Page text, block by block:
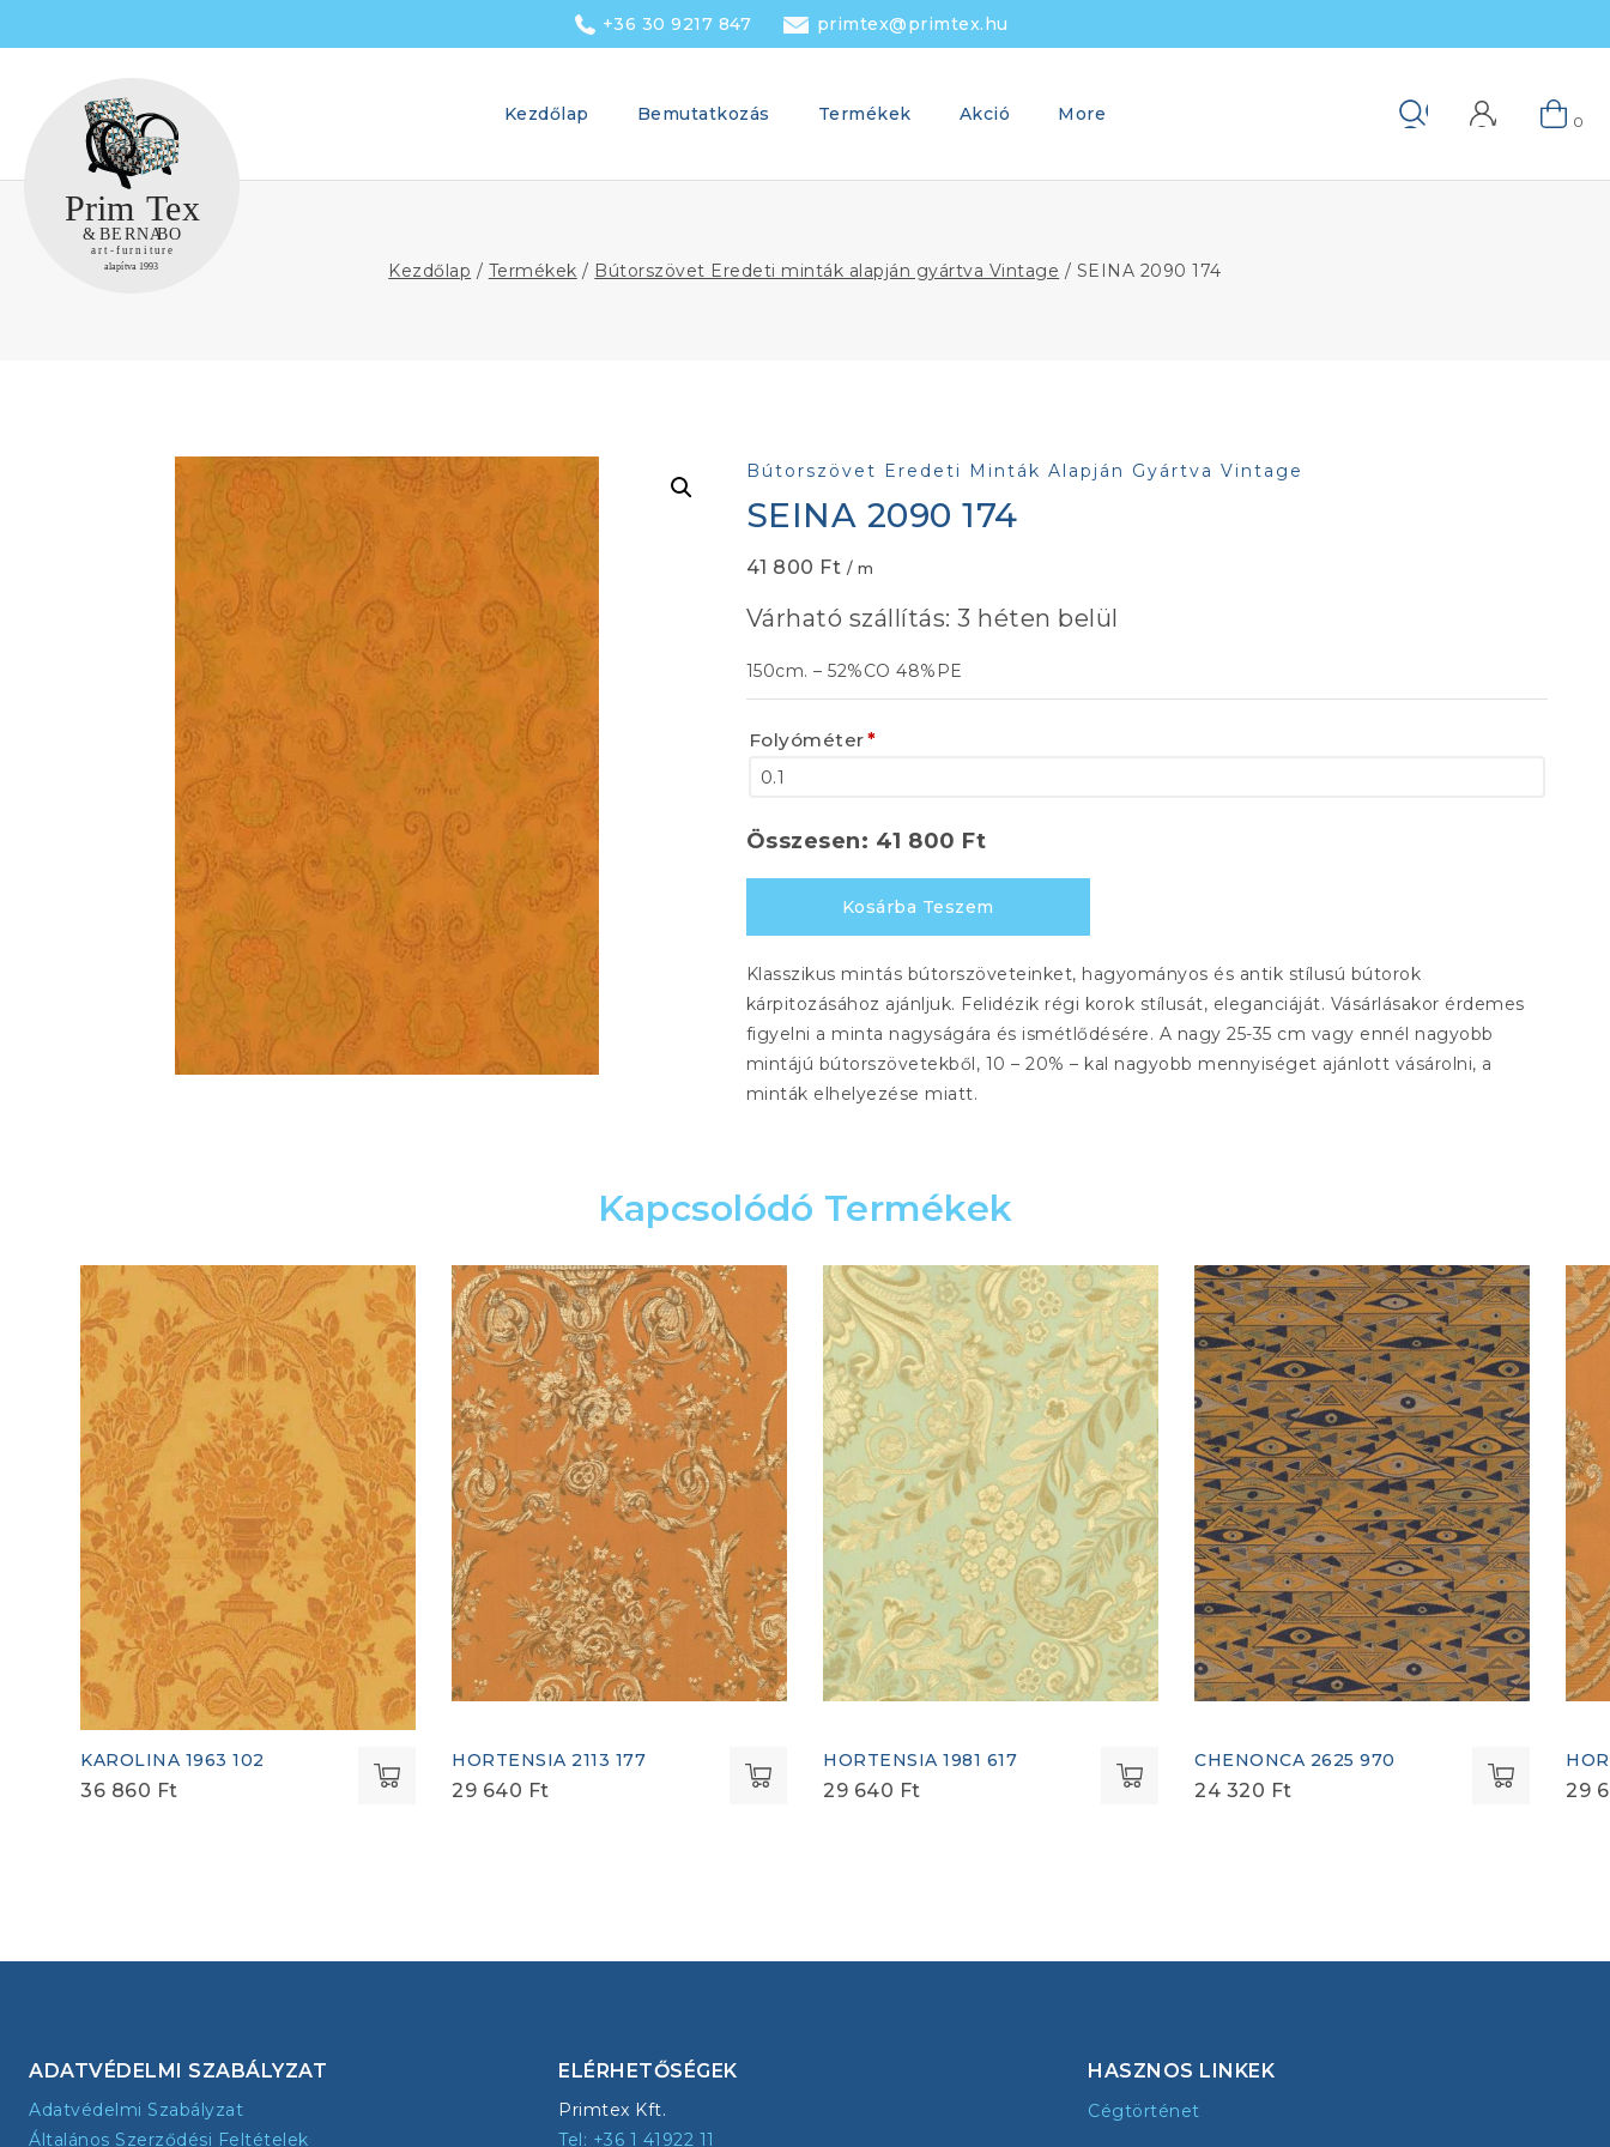
to
+36 30 9217 847 primtex@primtex.hu
Kezdőlap Bemutatkozás Termékek Akció More 0
Kezdőlap / Termékek / Bútorszövet Eredeti minták alapján gyártva Vintage / SEINA 2090 174
Bútorszövet Eredeti Minták Alapján Gyártva Vintage
SEINA 2090 174
41 800 Ft / m
Várható szállítás: 3 héten belül
150cm. – 52%CO 48%PE
Folyóméter*
Összesen: 41 800 Ft
mennyiség
Kosárba Teszem
Klasszikus mintás bútorszöveteinket, hagyományos és antik stílusú bútorok
kárpitozásához ajánljuk. Felidézik régi korok stílusát, eleganciáját. Vásárlásakor érdemes
figyelni a minta nagyságára és ismétlődésére. A nagy 25-35 cm vagy ennél nagyobb
mintájú bútorszövetekből, 10 – 20% – kal nagyobb mennyiséget ajánlott vásárolni, a
minták elhelyezése miatt.
Kapcsolódó Termékek
KAROLINA 1963 102
36 860 Ft
HORTENSIA 2113 177
29 640 Ft
HORTENSIA 1981 617
29 640 Ft
CHENONCA 2625 970
24 320 Ft 29
ADATVÉDELMI SZABÁLYZAT
Adatvédelmi Szabályzat
Általános Szerződési Feltételek
ELÉRHETŐSÉGEK
Primtex Kft.
Tel: +36 1 41922 11
HASZNOS LINKEK
Cégtörténet